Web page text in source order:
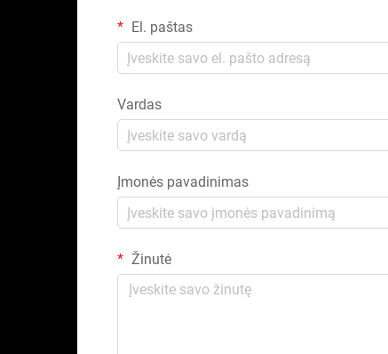
El. paštas
Vardas
Įmonės pavadinimas
Žinutė